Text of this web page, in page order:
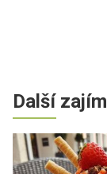
Další